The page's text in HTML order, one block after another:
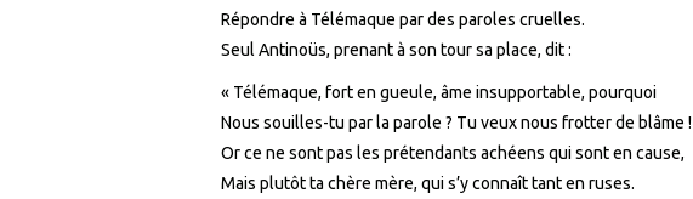
Répondre à Télémaque par des paroles cruelles.
Seul Antinoüs, prenant à son tour sa place, dit :
« Télémaque, fort en gueule, âme insupportable, pourquoi
Nous souilles-tu par la parole ? Tu veux nous frotter de blâme !
Or ce ne sont pas les prétendants achéens qui sont en cause,
Mais plutôt ta chère mère, qui s’y connaît tant en ruses.